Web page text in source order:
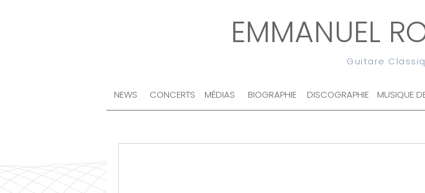
EMMANUEL
Guitare
NEWS CONCERTS MÉDIAS BIOGRAPHIE DISCOGRAPHIE MUSIQUE